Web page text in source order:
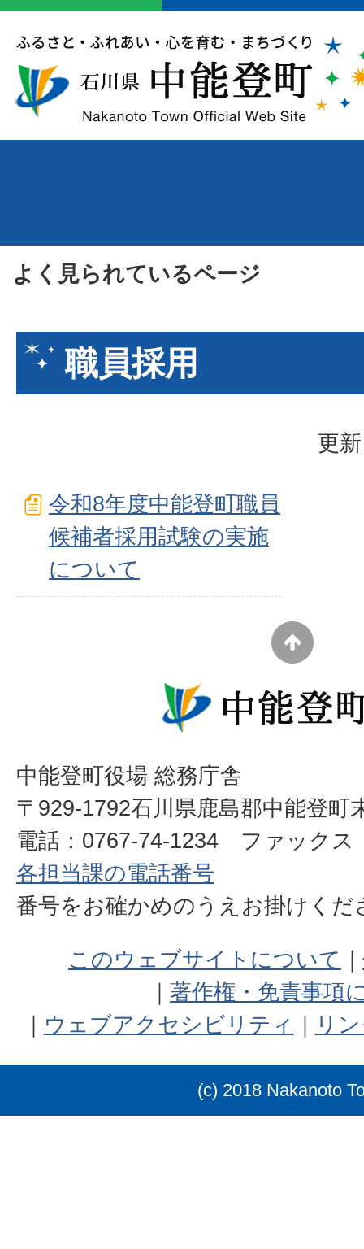
よく見られているページ
職員採用
更
令和8年度中能登町職員
候補者採用試験の実施
について
中能登町役場 総務庁舎
〒929-1792石川県鹿島郡中能登町
電話：0767-74-1234 ファックス
各担当課の電話番号
番号をお確かめのうえお掛けく
このウェブサイトについて
著作権・免責事項
ウェブアクセシビリティ
リ
(c) 2018 Nakanoto